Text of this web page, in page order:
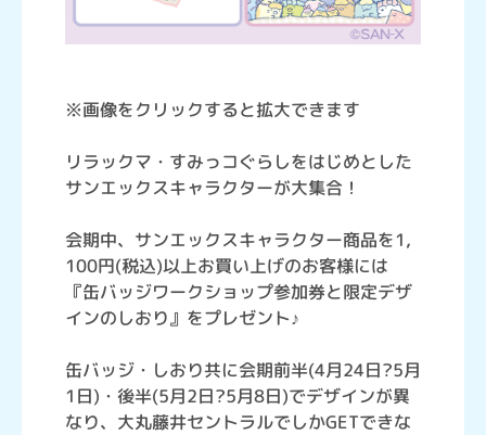
※画像をクリックすると拡大できます
リラックマ・すみっコぐらしをはじめとした
サンエックスキャラクターが大集合！
会期中、サンエックスキャラクター商品を1,
100円(税込)以上お買い上げのお客様には
『缶バッジワークショップ参加券と限定デザ
インのしおり』をプレゼント♪
缶バッジ・しおり共に会期前半(4月24日?5月
1日)・後半(5月2日?5月8日)でデザインが異
なり、大丸藤井セントラルでしかGETできな